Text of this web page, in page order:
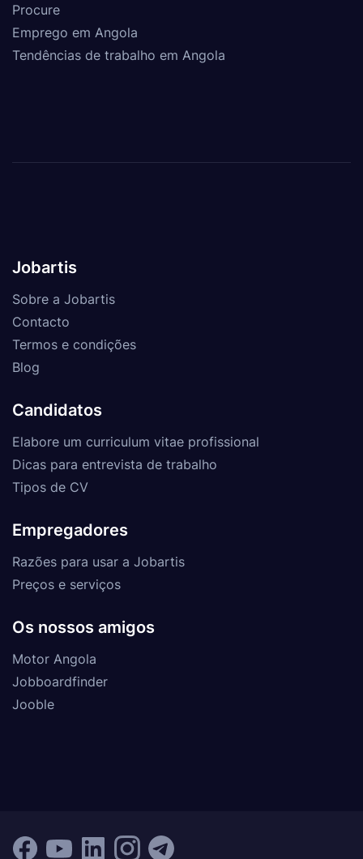
Procure
Emprego em Angola
Tendências de trabalho em Angola
Jobartis
Sobre a Jobartis
Contacto
Termos e condições
Blog
Candidatos
Elabore um curriculum vitae profissional
Dicas para entrevista de trabalho
Tipos de CV
Empregadores
Razões para usar a Jobartis
Preços e serviços
Os nossos amigos
Motor Angola
Jobboardfinder
Jooble